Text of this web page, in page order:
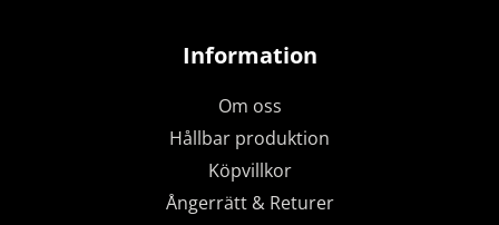
Information
Om oss
Hållbar produktion
Köpvillkor
Ångerrätt & Returer